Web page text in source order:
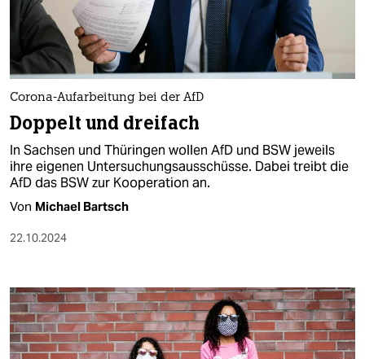
nord
wahrheit
verlag
verlag
veranstaltungen
shop
fragen & hilfe
abo
genossenschaft
Corona-Aufarbeitung bei der AfD
Doppelt und dreifach
In Sachsen und Thüringen wollen AfD und BSW jeweils
ihre eigenen Untersuchungsausschüsse. Dabei treibt die
AfD das BSW zur Kooperation an.
Von Michael Bartsch
22.10.2024